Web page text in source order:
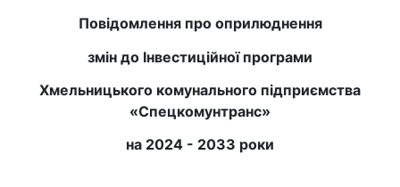
Повідомлення про оприлюднення
змін до Інвестиційної програми
Хмельницького комунального підприємства
«Спецкомунтранс»
на 2024 - 2033 роки